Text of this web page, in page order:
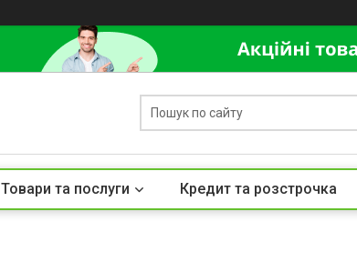
Товари та послуги Кредит та розстрочка